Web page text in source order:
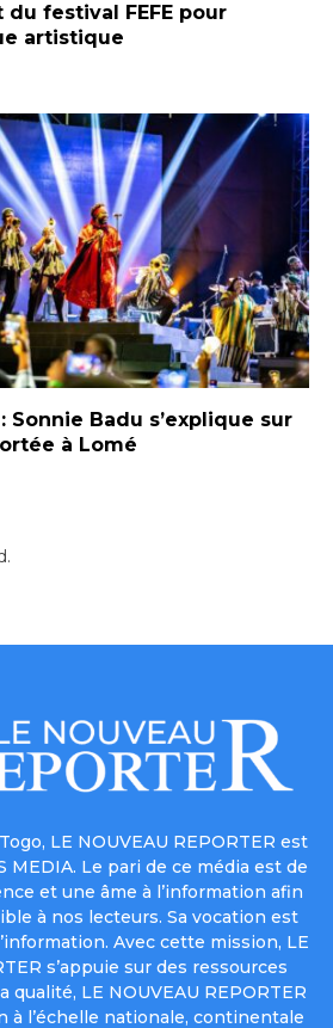
festival FEFE pour
artistique
Sonnie Badu s’explique sur
à Lomé
LE NOUVEAU REPORTER est
MEDIA. Le pari de ce média est de
et une âme à l’information afin
à nos lecteurs. Sa vocation est
Avec cette mission, LE
s’appuie sur des ressources
qualité, LE NOUVEAU REPORTER
à l’échelle nationale, continentale